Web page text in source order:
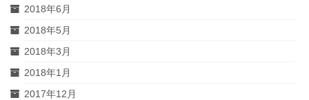
2018年6月
2018年5月
2018年3月
2018年1月
2017年12月